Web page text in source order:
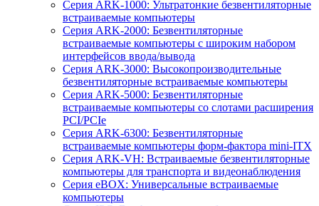
Серия ARK-1000: Ультратонкие безвентиляторные
встраиваемые компьютеры
Серия ARK-2000: Безвентиляторные
встраиваемые компьютеры с широким набором
интерфейсов ввода/вывода
Серия ARK-3000: Высокопроизводительные
безвентиляторные встраиваемые компьютеры
Серия ARK-5000: Безвентиляторные
встраиваемые компьютеры со слотами расширения
PCI/PCIe
Серия ARK-6300: Безвентиляторные
встраиваемые компьютеры форм-фактора mini-ITX
Серия ARK-VH: Встраиваемые безвентиляторные
компьютеры для транспорта и видеонаблюдения
Серия eBOX: Универсальные встраиваемые
компьютеры